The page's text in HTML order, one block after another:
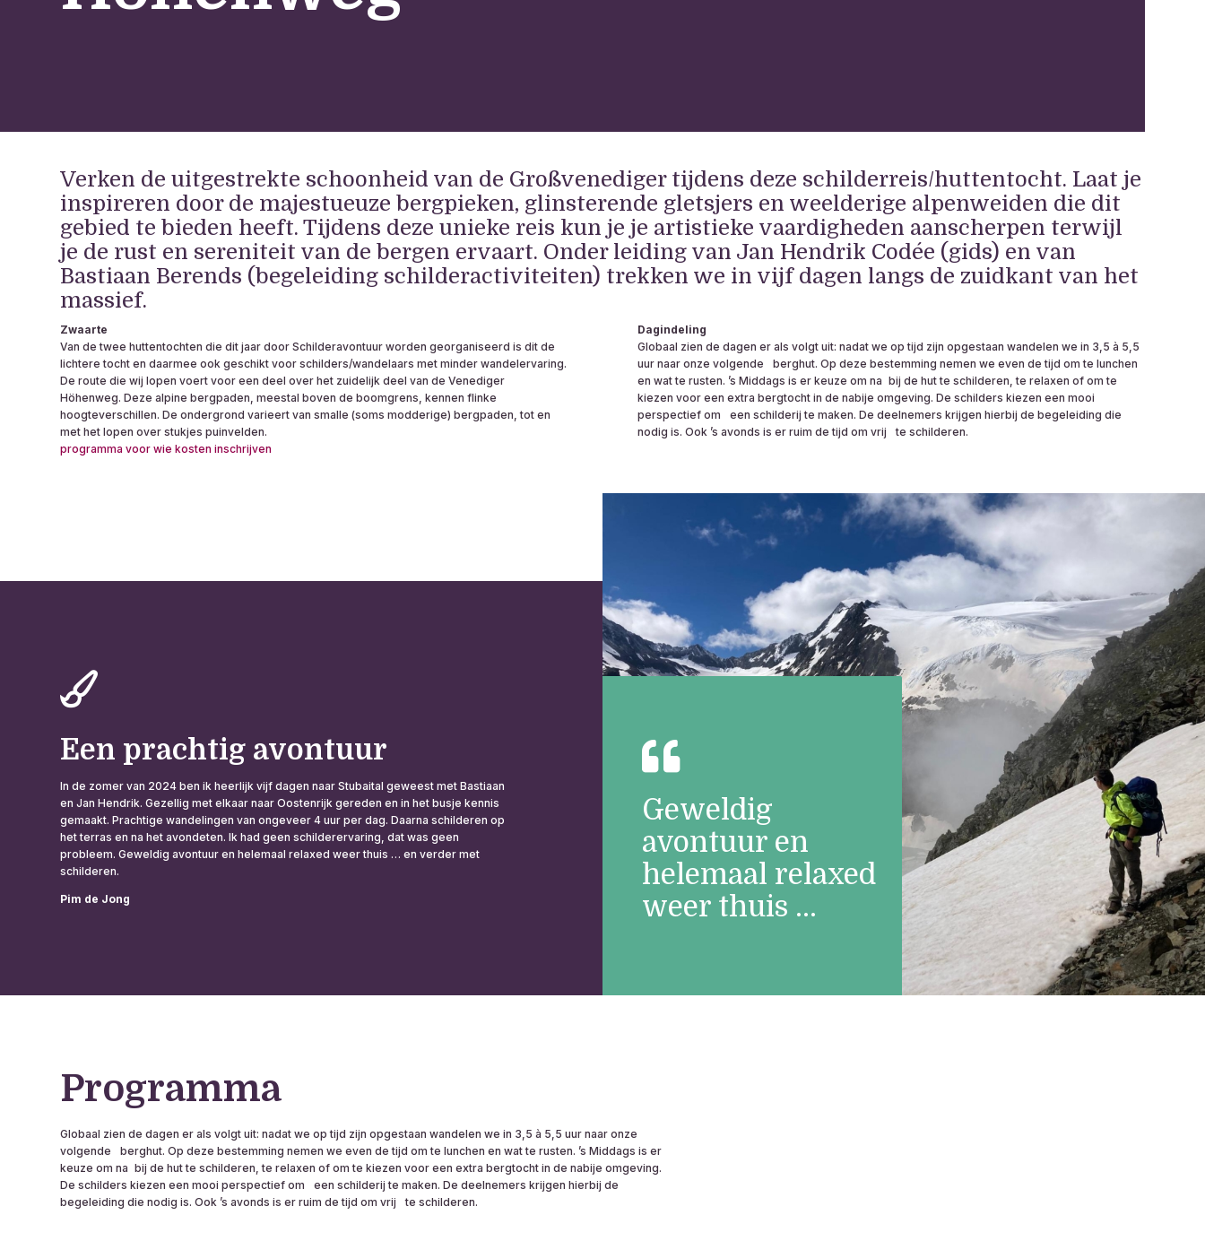
Verken de uitgestrekte schoonheid van de Großvenediger tijdens deze schilderreis/huttentocht. Laat je
inspireren door de majestueuze bergpieken, glinsterende gletsjers en weelderige alpenweiden die dit
gebied te bieden heeft. Tijdens deze unieke reis kun je je artistieke vaardigheden aanscherpen terwijl
je de rust en sereniteit van de bergen ervaart. Onder leiding van Jan Hendrik Codée (gids) en van
Bastiaan Berends (begeleiding schilderactiviteiten) trekken we in vijf dagen langs de zuidkant van het
massief.
Zwaarte
Van de twee huttentochten die dit jaar door Schilderavontuur worden georganiseerd is dit de
lichtere tocht en daarmee ook geschikt voor schilders/wandelaars met minder wandelervaring.
De route die wij lopen voert voor een deel over het zuidelijk deel van de Venediger
Höhenweg. Deze alpine bergpaden, meestal boven de boomgrens, kennen flinke
hoogteverschillen. De ondergrond varieert van smalle (soms modderige) bergpaden, tot en
met het lopen over stukjes puinvelden.
Dagindeling
Globaal zien de dagen er als volgt uit: nadat we op tijd zijn opgestaan wandelen we in 3,5 à 5,5
uur naar onze volgende berghut. Op deze bestemming nemen we even de tijd om te lunchen
en wat te rusten. ʼs Middags is er keuze om na bij de hut te schilderen, te relaxen of om te
kiezen voor een extra bergtocht in de nabije omgeving. De schilders kiezen een mooi
perspectief om een schilderij te maken. De deelnemers krijgen hierbij de begeleiding die
nodig is. Ook ʼs avonds is er ruim de tijd om vrij te schilderen.
programma voor wie kosten inschrijven
Een prachtig avontuur
In de zomer van 2024 ben ik heerlijk vijf dagen naar Stubaital geweest met Bastiaan
en Jan Hendrik. Gezellig met elkaar naar Oostenrijk gereden en in het busje kennis
gemaakt. Prachtige wandelingen van ongeveer 4 uur per dag. Daarna schilderen op
het terras en na het avondeten. Ik had geen schilderervaring, dat was geen
probleem. Geweldig avontuur en helemaal relaxed weer thuis … en verder met
schilderen.
Pim de Jong
Geweldig
avontuur en
helemaal relaxed
weer thuis ...
Programma
Globaal zien de dagen er als volgt uit: nadat we op tijd zijn opgestaan wandelen we in 3,5 à 5,5 uur naar onze
volgende berghut. Op deze bestemming nemen we even de tijd om te lunchen en wat te rusten. ʼs Middags is er
keuze om na bij de hut te schilderen, te relaxen of om te kiezen voor een extra bergtocht in de nabije omgeving.
De schilders kiezen een mooi perspectief om een schilderij te maken. De deelnemers krijgen hierbij de
begeleiding die nodig is. Ook ʼs avonds is er ruim de tijd om vrij te schilderen.